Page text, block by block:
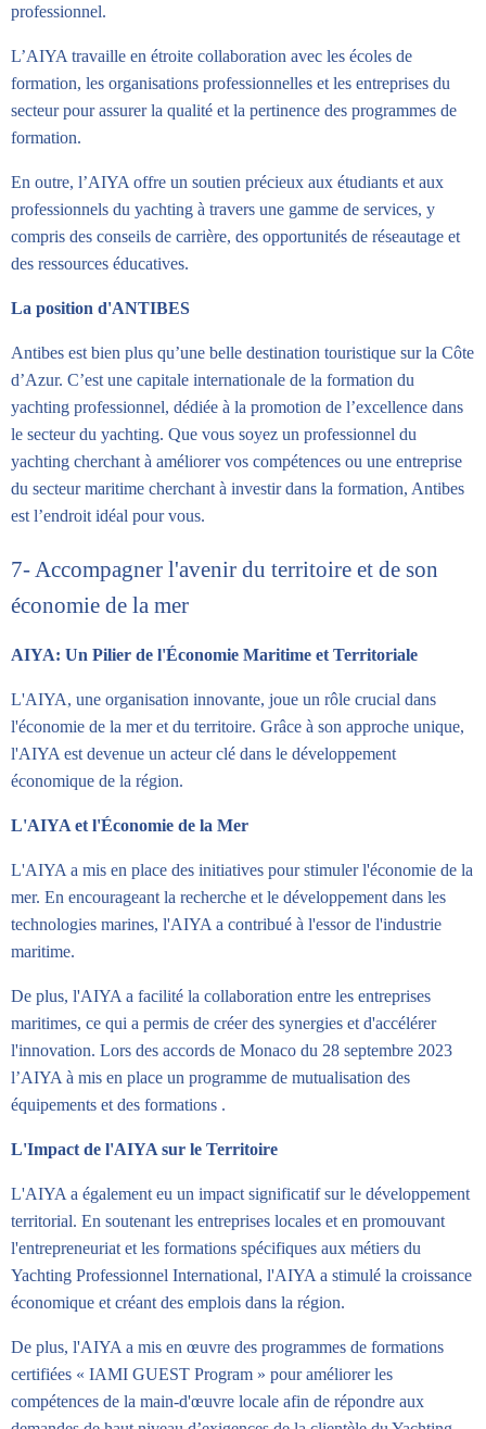
professionnel.
L’AIYA travaille en étroite collaboration avec les écoles de
formation, les organisations professionnelles et les entreprises du
secteur pour assurer la qualité et la pertinence des programmes de
formation.
En outre, l’AIYA offre un soutien précieux aux étudiants et aux
professionnels du yachting à travers une gamme de services, y
compris des conseils de carrière, des opportunités de réseautage et
des ressources éducatives.
La position d'ANTIBES
Antibes est bien plus qu’une belle destination touristique sur la Côte
d’Azur. C’est une capitale internationale de la formation du
yachting professionnel, dédiée à la promotion de l’excellence dans
le secteur du yachting. Que vous soyez un professionnel du
yachting cherchant à améliorer vos compétences ou une entreprise
du secteur maritime cherchant à investir dans la formation, Antibes
est l’endroit idéal pour vous.
7- Accompagner l'avenir du territoire et de son
économie de la mer
AIYA: Un Pilier de l'Économie Maritime et Territoriale
L'AIYA, une organisation innovante, joue un rôle crucial dans
l'économie de la mer et du territoire. Grâce à son approche unique,
l'AIYA est devenue un acteur clé dans le développement
économique de la région.
L'AIYA et l'Économie de la Mer
L'AIYA a mis en place des initiatives pour stimuler l'économie de la
mer. En encourageant la recherche et le développement dans les
technologies marines, l'AIYA a contribué à l'essor de l'industrie
maritime.
De plus, l'AIYA a facilité la collaboration entre les entreprises
maritimes, ce qui a permis de créer des synergies et d'accélérer
l'innovation. Lors des accords de Monaco du 28 septembre 2023
l’AIYA à mis en place un programme de mutualisation des
équipements et des formations .
L'Impact de l'AIYA sur le Territoire
L'AIYA a également eu un impact significatif sur le développement
territorial. En soutenant les entreprises locales et en promouvant
l'entrepreneuriat et les formations spécifiques aux métiers du
Yachting Professionnel International, l'AIYA a stimulé la croissance
économique et créant des emplois dans la région.
De plus, l'AIYA a mis en œuvre des programmes de formations
certifiées « IAMI GUEST Program » pour améliorer les
compétences de la main-d'œuvre locale afin de répondre aux